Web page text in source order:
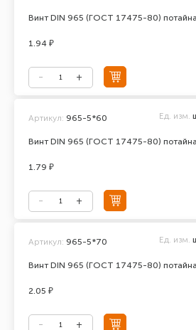
Винт DIN 965 (ГОСТ 17475-80)
1.94 ₽
Винт DIN 965 (ГОСТ 17475-80)
Артикул: 965-5*60 Ед. изм.
1.79 ₽
Винт DIN 965 (ГОСТ 17475-80)
Артикул: 965-5*70 Ед. изм.
2.05 ₽